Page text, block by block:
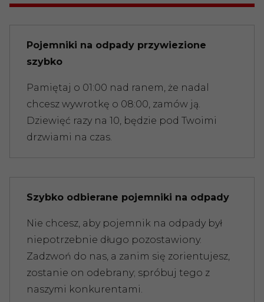
Pojemniki na odpady przywiezione
szybko
Pamiętaj o 01:00 nad ranem, że nadal
chcesz wywrotkę o 08:00, zamów ją.
Dziewięć razy na 10, będzie pod Twoimi
drzwiami na czas.
Szybko odbierane pojemniki na odpady
Nie chcesz, aby pojemnik na odpady był
niepotrzebnie długo pozostawiony.
Zadzwoń do nas, a zanim się zorientujesz,
zostanie on odebrany; spróbuj tego z
naszymi konkurentami.